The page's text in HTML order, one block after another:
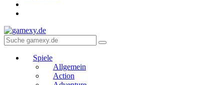
Spiele
Allgemein
Action